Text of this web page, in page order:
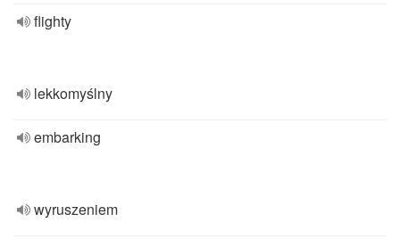
flighty
lekkomyślny
embarking
wyruszeniem